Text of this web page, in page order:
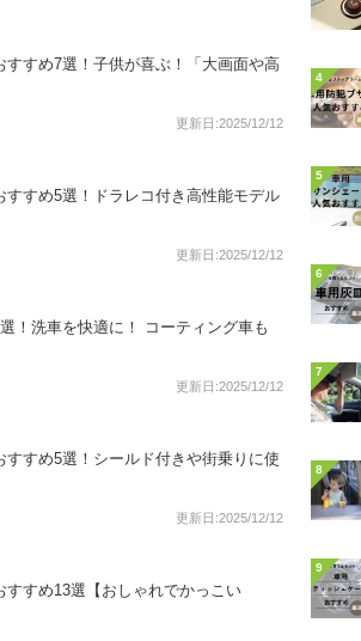
すめ7選！子供が喜ぶ！「大画面や高
更新日:2025/12/12
すすめ5選！ドラレコ付き高性能モデル
更新日:2025/12/12
！洗車を快適に！ コーティング車も
更新日:2025/12/12
すめ5選！シールド付きや街乗りに使
更新日:2025/12/12
すめ13選【おしゃれでかっこい
4
5
6
7
8
9